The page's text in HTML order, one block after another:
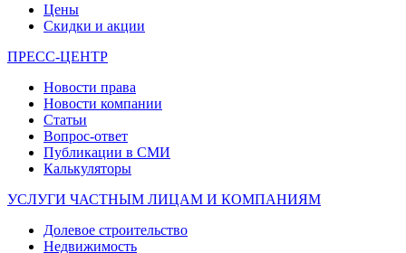
Цены
Скидки и акции
ПРЕСС-ЦЕНТР
Новости права
Новости компании
Статьи
Вопрос-ответ
Публикации в СМИ
Калькуляторы
УСЛУГИ ЧАСТНЫМ ЛИЦАМ И КОМПАНИЯМ
Долевое строительство
Недвижимость